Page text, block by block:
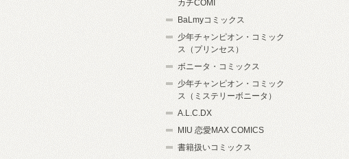
カチCOMI
BaLmyコミックス
少年チャンピオン・コミック
ス（プリンセス）
ボニータ・コミックス
少年チャンピオン・コミック
ス（ミステリーボニータ）
A.L.C.DX
MIU 恋愛MAX COMICS
書籍扱いコミックス